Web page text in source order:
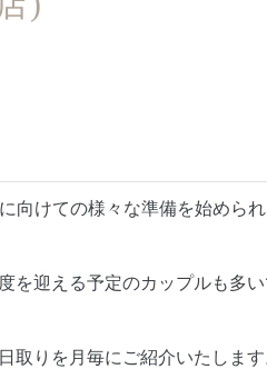
向けての様々な準備を始めら
迎える予定のカップルも多い
取りを月毎にご紹介いたします